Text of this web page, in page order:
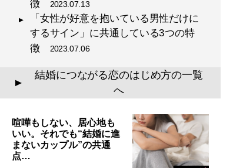
徴 2023.07.13
「女性が好意を抱いている男性だけに
するサイン」に共通している3つの特
徴 2023.07.06
▲
結婚につながる恋のはじめ方の一覧
へ
喧嘩もしない、居心地も
いい。それでも“結婚に進
まないカップル”の共通
点…